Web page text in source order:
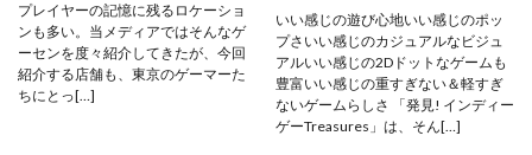
プレイヤーの記憶に残るロケーショ
ンも多い。当メディアではそんなゲ
ーセンを度々紹介してきたが、今回
紹介する店舗も、東京のゲーマーた
ちにとっ[…]
いい感じの遊び心地いい感じのポッ
プさいい感じのカジュアルなビジュ
アルいい感じの2Dドットなゲームも
豊富いい感じの重すぎない＆軽すぎ
ないゲームらしさ 「発見! インディー
ゲーTreasures」は、そん[…]